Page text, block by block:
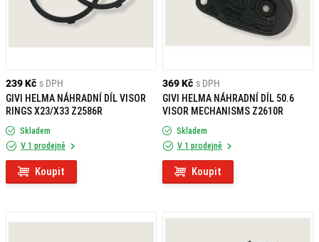
239 Kč s DPH
GIVI HELMA NÁHRADNÍ DÍL VISOR
RINGS X23/X33 Z2586R
Skladem
V 1 prodejně
Koupit
369 Kč s DPH
GIVI HELMA NÁHRADNÍ DÍL 50.6
VISOR MECHANISMS Z2610R
Skladem
V 1 prodejně
Koupit